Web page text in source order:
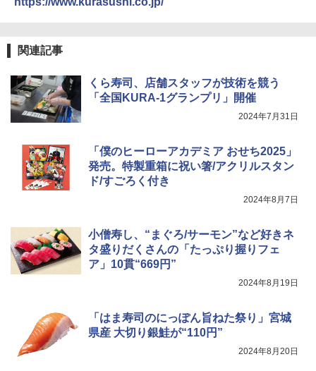
関連記事
くら寿司、店舗スタッフが技術を競う
「全国KURA-1グランプリ」開催
2024年7月31日
「僕のヒーローアカデミア おせち2025」
発売。特製重箱に祝い箸/アクリルスタン
ド/すごろく付き
2024年8月7日
小僧寿し、“まぐろ/サーモン”など好きネ
タ盛りだくさんの「たっぷり握りフェ
ア」10貫“669円”
2024年8月19日
「はま寿司のにっぽん旨ねた祭り」宮城
県産 大切り銀鮭が“110円”
2024年8月20日